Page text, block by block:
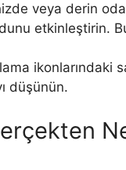
veya derin
etkinleştirin.
ikonlarındaki
düşünün.